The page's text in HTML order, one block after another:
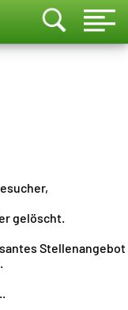
gelöscht.
Stellenangebot